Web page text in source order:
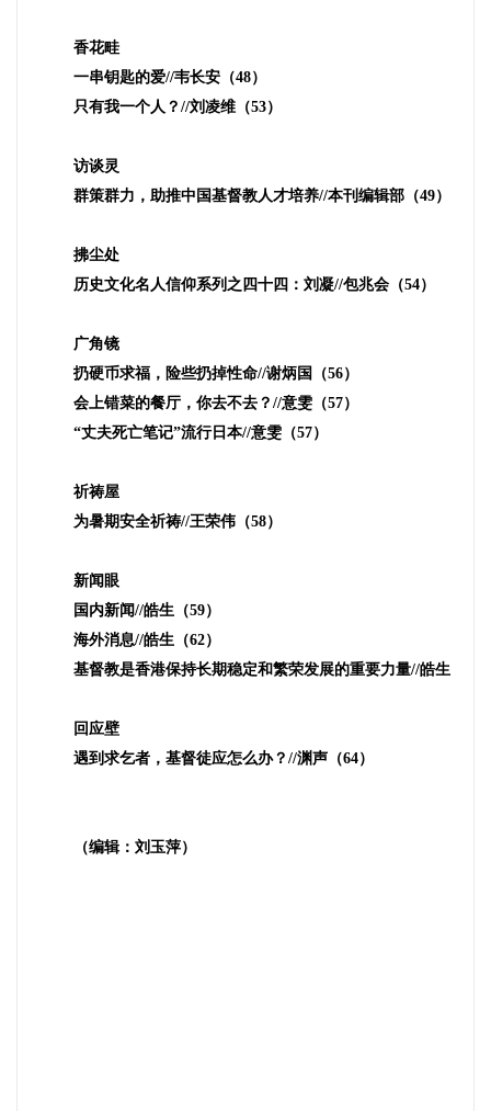
香花畦
一串钥匙的爱//韦长安（48）
只有我一个人？ //刘凌维（53）
访谈灵
群策群力，助推中国基督教人才培养//本刊编辑部（49）
拂尘处
历史文化名人信仰系列之四十四：刘凝//包兆会（54）
广角镜
扔硬币求福，险些扔掉性命//谢炳国（56）
会上错菜的餐厅，你去不去？ //意雯（57）
“丈夫死亡笔记”流行日本//意雯（57）
祈祷屋
为暑期安全祈祷//王荣伟（58）
新闻眼
国内新闻//皓生（59）
海外消息//皓生（62）
基督教是香港保持长期稳定和繁荣发展的重要力量//皓生
回应壁
遇到求乞者，基督徒应怎么办？ //渊声（64）
（编辑：刘玉萍）